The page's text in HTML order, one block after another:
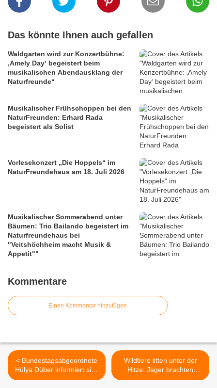
Das könnte Ihnen auch gefallen
Waldgarten wird zur Konzertbühne:
‚Amely Day‘ begeistert beim
musikalischen Abendausklang der
Naturfreunde“
Musikalischer Frühschoppen bei den
NaturFreunden: Erhard Rada
begeistert als Solist
Vorlesekonzert „Die Hoppels“ im
NaturFreundehaus am 18. Juli 2026
Musikalischer Sommerabend unter
Bäumen: Trio Bailando begeistert im
Naturfreundehaus bei
"Veitshöchheim macht Musik &
Appetit""
Kommentare
Einen Kommentar hinzufügen
< Bundestagsabgeordnete
Hülya Düber informiert sich
bei Biolandwirt Johannes
Wildtiere litten unter der
Hitze: Jäger brachten
Wasser in den Gadheimer